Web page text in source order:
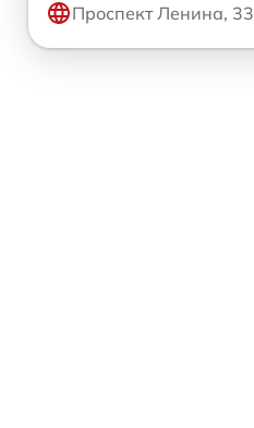
Проспект Ленина, 33